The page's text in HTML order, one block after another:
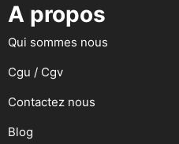
A propos
Qui sommes nous
Cgu / Cgv
Contactez nous
Blog